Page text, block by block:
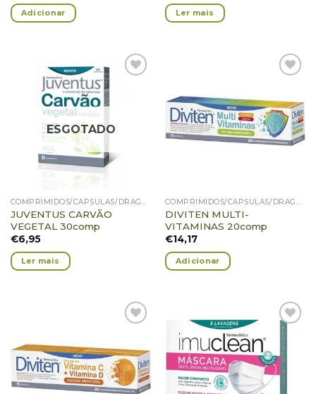
Adicionar Ler mais
Adicionar
Favoritos
ESGOTADO
COMPRIMIDOS/CÁPSULAS/DRAGEIAS/PASTILHAS/GOMAS
JUVENTUS CARVÃO
VEGETAL 30comp
€6,95
Ler mais
Favoritos
COMPRIMIDOS/CÁPSULAS/DRAGEIAS/PASTILHAS/GOMAS
DIVITEN MULTI-
VITAMINAS 20comp
€14,17
Adicionar
Favoritos
Adicionar
Favoritos